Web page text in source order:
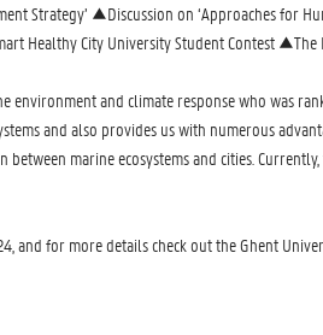
Strategy’ ▲Discussion on ‘Approaches for
Healthy City University Student Contest
and climate response who was
and also provides us with numerous
marine ecosystems and cities.
for more details check out the Ghent